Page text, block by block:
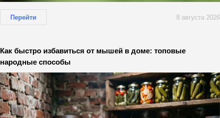
Перейти 8 августа 2026
Как быстро избавиться от мышей в доме: топовые
народные способы